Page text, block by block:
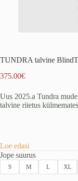
TUNDRA talvine
375.00€
Uus 2025.a Tundra
talvine riietus
Loe edasi
Jope suurus
S M L XL